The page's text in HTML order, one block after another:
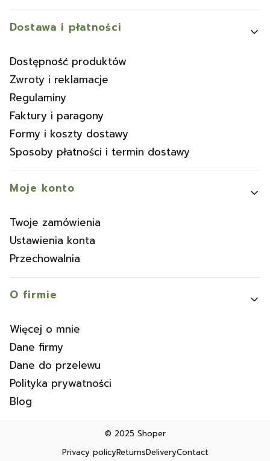
Dostawa i płatności
Dostępność produktów
Zwroty i reklamacje
Regulaminy
Faktury i paragony
Formy i koszty dostawy
Sposoby płatności i termin dostawy
Moje konto
Twoje zamówienia
Ustawienia konta
Przechowalnia
O firmie
Więcej o mnie
Dane firmy
Dane do przelewu
Polityka prywatności
Blog
© 2025 Shoper
Privacy policyReturnsDeliveryContact